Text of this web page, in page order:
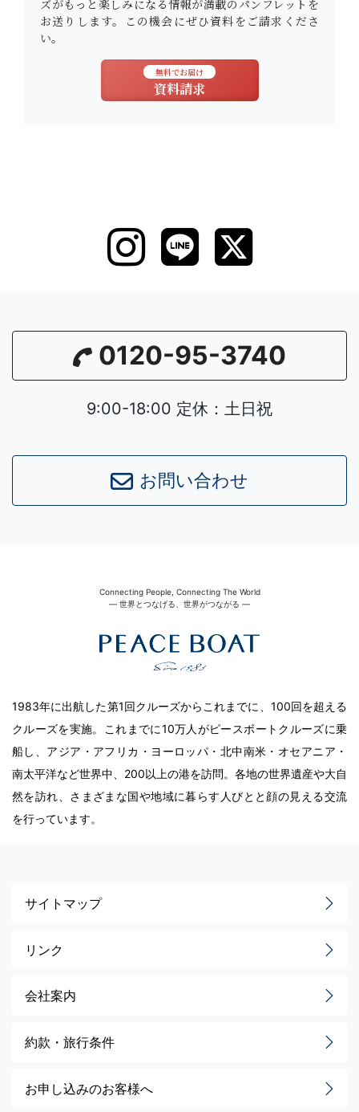
ズがもっと楽しみになる情報が満載のパンフレットを
お送りします。この機会にぜひ資料をご請求くださ
い。
無料でお届け
資料請求
0120-95-3740
9:00-18:00 定休：土日祝
お問い合わせ
Connecting People, Connecting The World
― 世界とつなげる、世界がつながる ―
1983年に出航した第1回クルーズからこれまでに、100回を超える
クルーズを実施。これまでに10万人がピースボートクルーズに乗
船し、アジア・アフリカ・ヨーロッパ・北中南米・オセアニア・
南太平洋など世界中、200以上の港を訪問。各地の世界遺産や大自
然を訪れ、さまざまな国や地域に暮らす人びとと顔の見える交流
を行っています。
サイトマップ
リンク
会社案内
約款・旅行条件
お申し込みのお客様へ